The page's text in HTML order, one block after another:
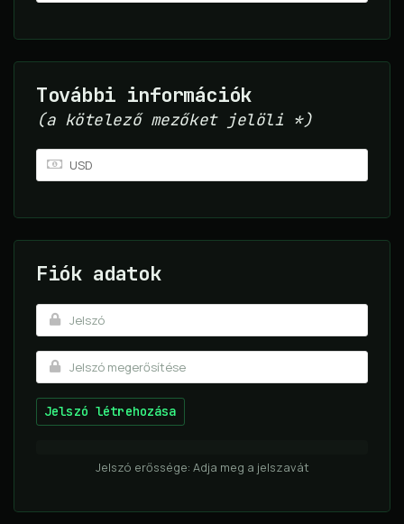
További információk
(a kötelező mezőket jelöli *)
Fiók adatok
Jelszó létrehozása
Jelszó erőssége: Adja meg a jelszavát